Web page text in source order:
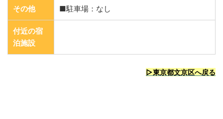
その他 ■駐車場：なし
付近の宿
泊施設
▷東京都文京区へ戻る